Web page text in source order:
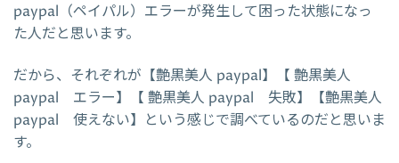
paypal（ペイパル）エラーが発生して困った状態になっ
た人だと思います。
だから、それぞれが【艶黒美人 paypal】【 艶黒美人
paypal エラー】【 艶黒美人 paypal 失敗】【艶黒美人
paypal 使えない】という感じで調べているのだと思いま
す。